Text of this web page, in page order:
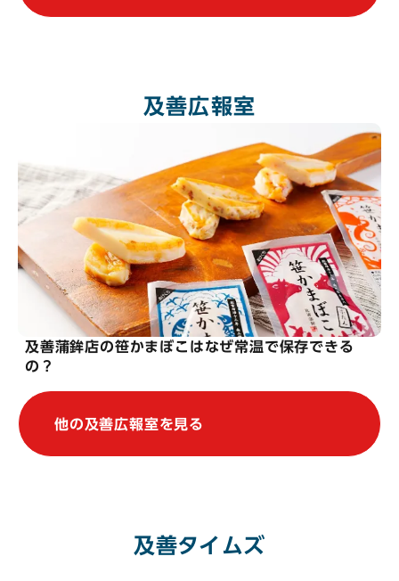
及善広報室
及善蒲鉾店の笹かまぼこはなぜ常温で保存できる
の？
他の及善広報室を見る
及善タイムズ